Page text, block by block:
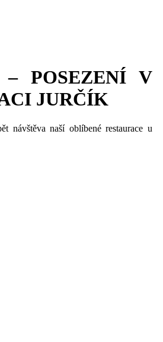
POSEZENÍ V
JURČÍK
návštěva naší oblíbené restaurace u